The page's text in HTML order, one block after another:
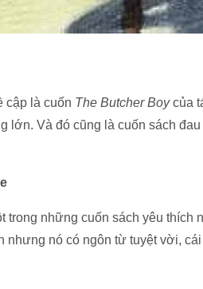
cập là cuốn The Butcher Boycủa
lớn. Và đó cũng là cuốn sách
trong những cuốn sách yêu thích
nhưng nó có ngôn từ tuyệt vời,